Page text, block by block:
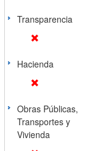
Transparencia
Hacienda
Obras Públicas,
Transportes y
Vivienda